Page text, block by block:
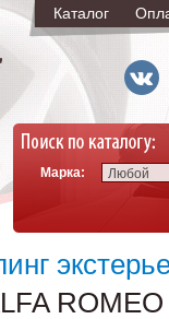
Каталог
Марка: Любой